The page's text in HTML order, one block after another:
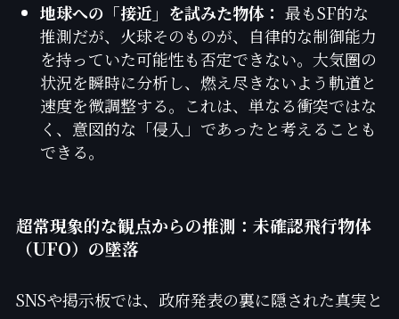
地球への「接近」を試みた物体： 最もSF的な
推測だが、火球そのものが、自律的な制御能力
を持っていた可能性も否定できない。大気圏の
状況を瞬時に分析し、燃え尽きないよう軌道と
速度を微調整する。これは、単なる衝突ではな
く、意図的な「侵入」であったと考えることも
できる。
超常現象的な観点からの推測：未確認飛行物体
（UFO）の墜落
SNSや掲示板では、政府発表の裏に隠された真実と